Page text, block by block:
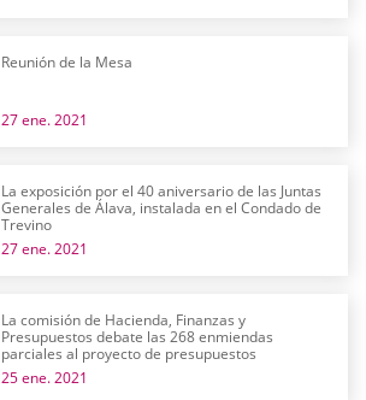
Reunión de la Mesa
27 ene. 2021
La exposición por el 40 aniversario de las Juntas
Generales de Álava, instalada en el Condado de
Trevino
27 ene. 2021
La comisión de Hacienda, Finanzas y
Presupuestos debate las 268 enmiendas
parciales al proyecto de presupuestos
25 ene. 2021